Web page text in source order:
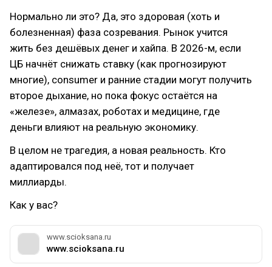
Нормально ли это? Да, это здоровая (хоть и
болезненная) фаза созревания. Рынок учится
жить без дешёвых денег и хайпа. В 2026-м, если
ЦБ начнёт снижать ставку (как прогнозируют
многие), consumer и ранние стадии могут получить
второе дыхание, но пока фокус остаётся на
«железе», алмазах, роботах и медицине, где
деньги влияют на реальную экономику.
В целом не трагедия, а новая реальность. Кто
адаптировался под неё, тот и получает
миллиарды.
Как у вас?
www.scioksana.ru
www.scioksana.ru